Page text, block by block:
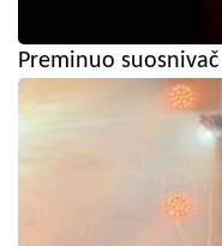
Preminuo